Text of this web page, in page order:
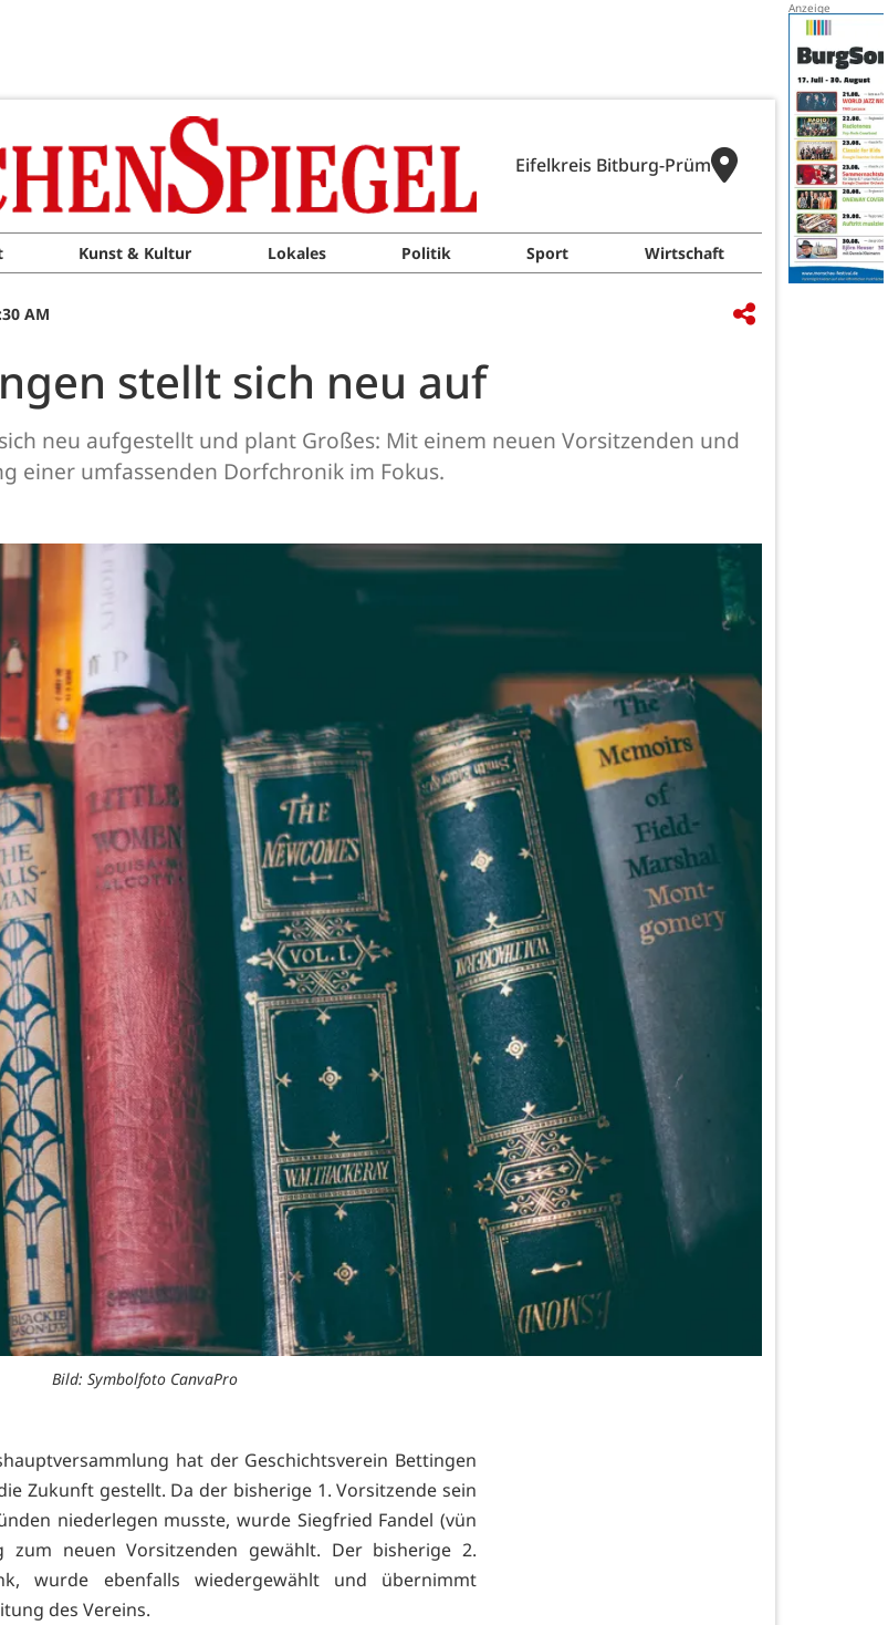
Eifelkreis Bitburg-Prüm
Kunst & Kultur Lokales Politik Sport Wirtschaft
AM
stellt sich neu auf
neu aufgestellt und plant Großes: Mit einem neuen Vorsitzenden und
einer umfassenden Dorfchronik im Fokus.
Bild: Symbolfoto CanvaPro
hat der Geschichtsverein Bettingen
Zukunft gestellt. Da der bisherige 1. Vorsitzende sein
niederlegen musste, wurde Siegfried Fandel (vün
zum neuen Vorsitzenden gewählt. Der bisherige 2.
wurde ebenfalls wiedergewählt und übernimmt
des Vereins.